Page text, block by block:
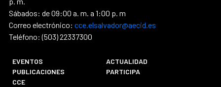
Sábados: de 09:00 a. m. a 1:00 p. m
Correo electrónico: cce.elsalvador@aecid.es
Teléfono: (503) 22337300
EVENTOS
ACTUALIDAD
PUBLICACIONES
PARTICIPA
CCE